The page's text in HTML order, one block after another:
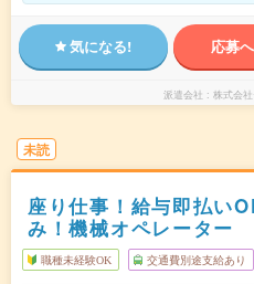
気になる! 応募
派遣会社 株式会
未読
座り仕事！給与即払い
み！機械オペレーター
職種未経験OK 交通費別途支給あり